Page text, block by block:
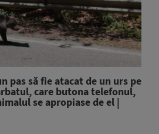
pas să fie atacat de un urs pe
care butona telefonul,
se apropiase de el |